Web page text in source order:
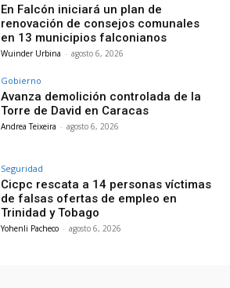
En Falcón iniciará un plan de
renovación de consejos comunales
en 13 municipios falconianos
Wuinder Urbina - agosto 6, 2026
Gobierno
Avanza demolición controlada de la
Torre de David en Caracas
Andrea Teixeira - agosto 6, 2026
Seguridad
Cicpc rescata a 14 personas víctimas
de falsas ofertas de empleo en
Trinidad y Tobago
Yohenli Pacheco - agosto 6, 2026